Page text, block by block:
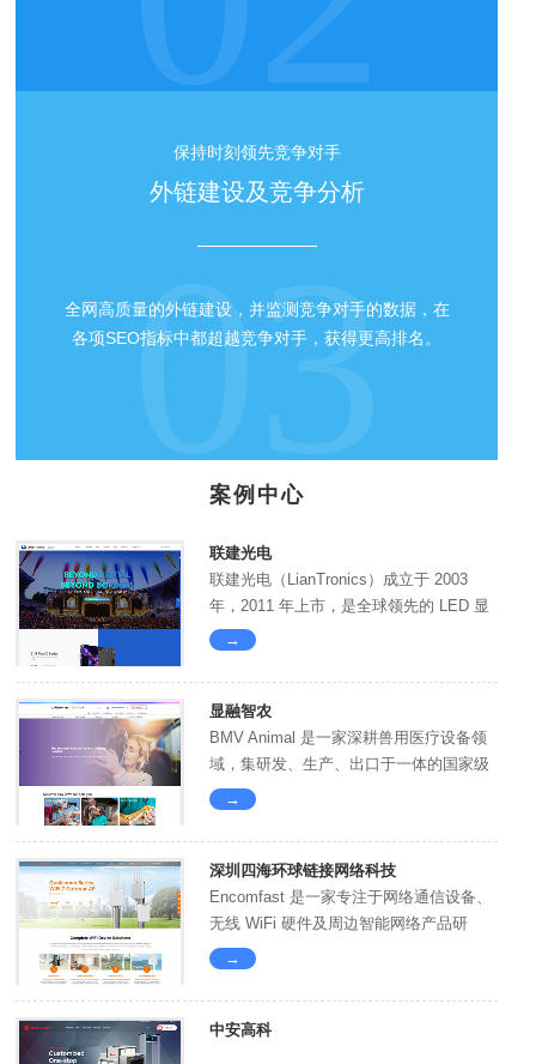
03
保持时刻领先竞争对手
外链建设及竞争分析
全网高质量的外链建设，并监测竞争对手的数据，在
各项SEO指标中都超越竞争对手，获得更高排名。
案例中心
联建光电
联建光电（LianTronics）成立于 2003
年，2011 年上市，是全球领先的 LED 显
示解决方案提供商，集研...
→
显融智农
BMV Animal 是一家深耕兽用医疗设备领
域，集研发、生产、出口于一体的国家级
高新技术企业。专注为宠物诊疗、畜牧养
→
深圳四海环球链接网络科技
Encomfast 是一家专注于网络通信设备、
无线 WiFi 硬件及周边智能网络产品研
发、生产与外贸销售的专业企业，深耕...
→
中安高科